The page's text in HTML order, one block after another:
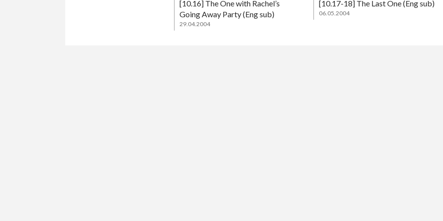
[10.16] The One with Rachel’s
Going Away Party (Eng sub)
29.04.2004
[10.17-18] The Last One (Eng sub)
06.05.2004